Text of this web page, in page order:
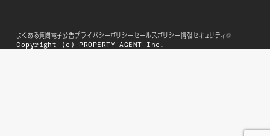
よくある質問電子公告プライバシーポリシーセールスポリシー情報セキュリティ
Copyright (c) PROPERTY AGENT Inc.